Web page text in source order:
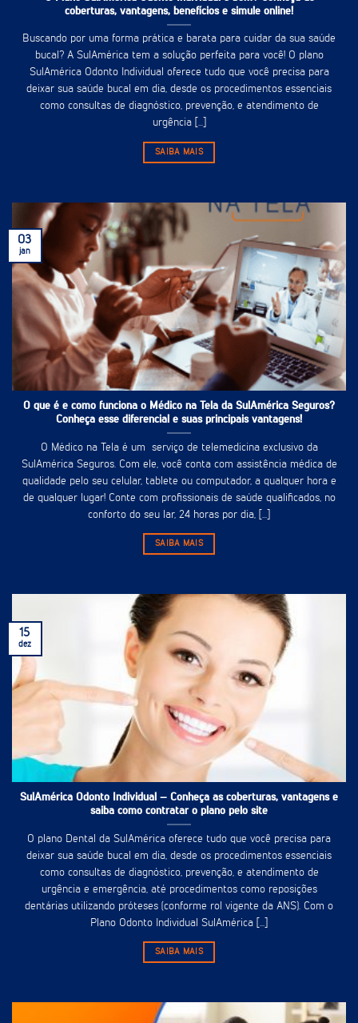
coberturas, vantagens, benefícios e simule online!
Buscando por uma forma prática e barata para cuidar da sua saúde
bucal? A SulAmérica tem a solução perfeita para você! O plano
SulAmérica Odonto Individual oferece tudo que você precisa para
deixar sua saúde bucal em dia, desde os procedimentos essenciais
como consultas de diagnóstico, prevenção, e atendimento de
urgência [...]
SAIBA MAIS
O que é e como funciona o Médico na Tela da SulAmérica Seguros?
Conheça esse diferencial e suas principais vantagens!
O Médico na Tela é um serviço de telemedicina exclusivo da
SulAmérica Seguros. Com ele, você conta com assistência médica de
qualidade pelo seu celular, tablete ou computador, a qualquer hora e
de qualquer lugar! Conte com profissionais de saúde qualificados, no
conforto do seu lar, 24 horas por dia, [...]
SAIBA MAIS
03
jan
SulAmérica Odonto Individual – Conheça as coberturas, vantagens e
saiba como contratar o plano pelo site
O plano Dental da SulAmérica oferece tudo que você precisa para
deixar sua saúde bucal em dia, desde os procedimentos essenciais
como consultas de diagnóstico, prevenção, e atendimento de
urgência e emergência, até procedimentos como reposições
dentárias utilizando próteses (conforme rol vigente da ANS). Com o
Plano Odonto Individual SulAmérica [...]
SAIBA MAIS
15
dez